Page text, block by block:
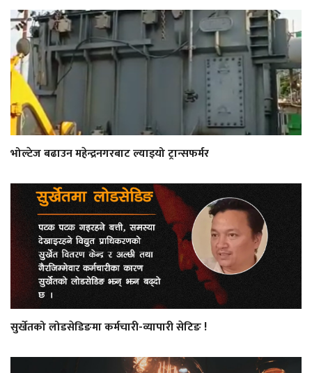
भोल्टेज बढाउन महेन्द्रनगरबाट ल्याइयो ट्रान्सफर्मर
सुर्खेतको लोडसेडिङमा कर्मचारी-व्यापारी सेटिङ !